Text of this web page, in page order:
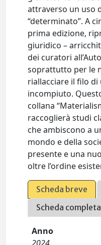
attraverso un uso
“determinato”. A
prima edizione,
giuridico –
dei curatori
soprattutto per le
riallacciare il filo
incompiuto.
collana
raccoglierà studi
che ambiscono a
mondo e della
presente e una
oltre l’ordine
Scheda breve
Scheda
Anno